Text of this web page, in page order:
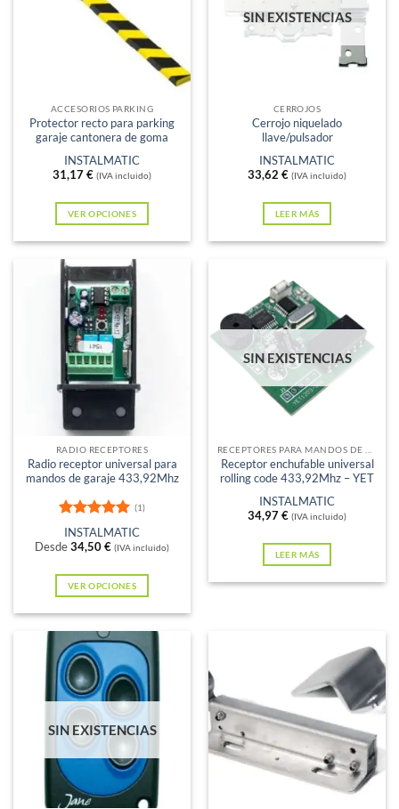
opciones
pueden
en
la
de
ACCESORIOS PARKING
Protector recto para parking
garaje cantonera de goma
INSTALMATIC
31,17€ (IVA incluido)
VER OPCIONES
producto
tiene
múltiples
variantes.
Las
opciones
se
pueden
elegir
en
la
de
producto
SIN EXISTENCIAS
CERROJOS
Cerrojo niquelado
llave/pulsador
INSTALMATIC
33,62 € (IVA incluido)
LEER MÁS
RADIO RECEPTORES
Radio receptor universal para
mandos de garaje 433,92Mhz
Valorado
con 5de 5
(1)
INSTALMATIC
Desde34,50€ (IVA incluido)
VER OPCIONES
producto
tiene
múltiples
variantes.
Las
opciones
se
pueden
elegir
SIN EXISTENCIAS
Receptor enchufable universal
rolling code 433,92Mhz – YET
INSTALMATIC
34,97€ (IVA incluido)
LEER MÁS
SIN EXISTENCIAS